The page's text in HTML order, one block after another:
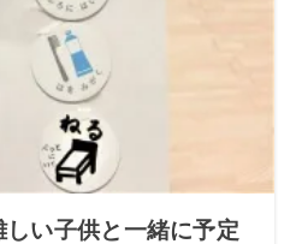
い子供と一緒に予定